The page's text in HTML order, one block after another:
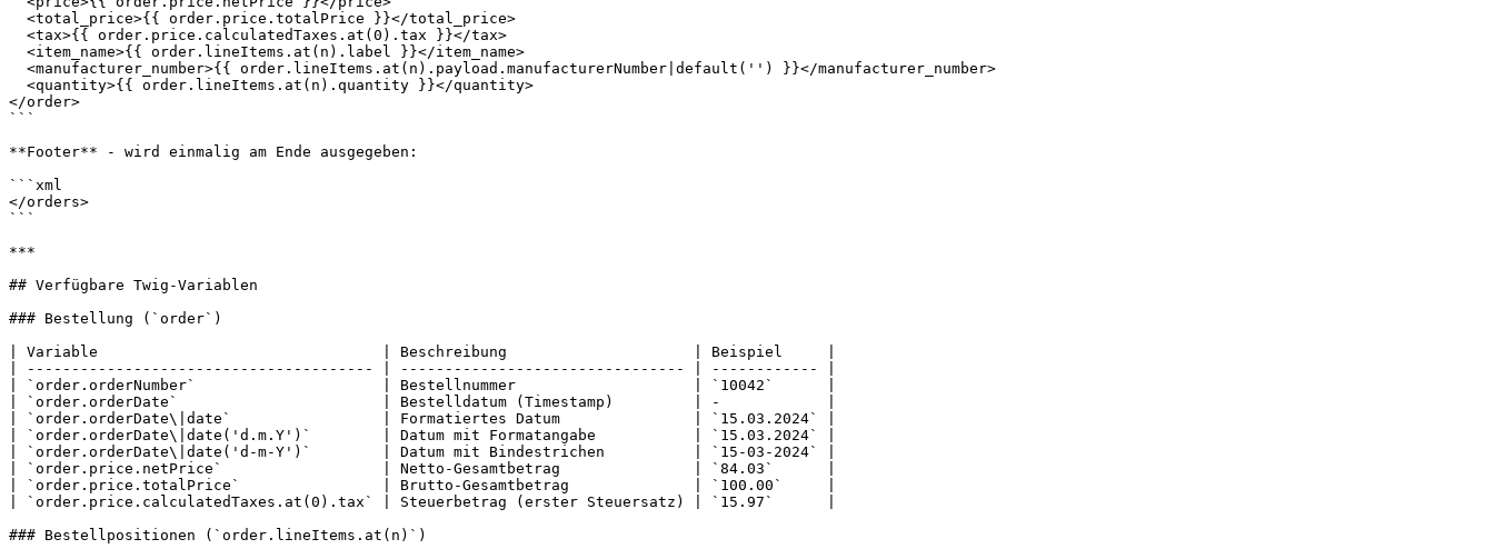
</order>
```
**Footer** - wird einmalig am Ende ausgegeben:
```xml
</orders>
```
***
## Verfügbare Twig-Variablen
### Bestellung (`order`)
| Variable                                | Beschreibung                     | Beispiel     |
| --------------------------------------- | -------------------------------- | ------------ |
| `order.orderNumber`                     | Bestellnummer                    | `10042`      |
| `order.orderDate`                       | Bestelldatum (Timestamp)         | -            |
| `order.orderDate\|date`                 | Formatiertes Datum               | `15.03.2024` |
| `order.orderDate\|date('d.m.Y')`        | Datum mit Formatangabe           | `15.03.2024` |
| `order.orderDate\|date('d-m-Y')`        | Datum mit Bindestrichen          | `15-03-2024` |
| `order.price.netPrice`                  | Netto-Gesamtbetrag               | `84.03`      |
| `order.price.totalPrice`                | Brutto-Gesamtbetrag              | `100.00`     |
| `order.price.calculatedTaxes.at(0).tax` | Steuerbetrag (erster Steuersatz) | `15.97`      |
### Bestellpositionen (`order.lineItems.at(n)`)